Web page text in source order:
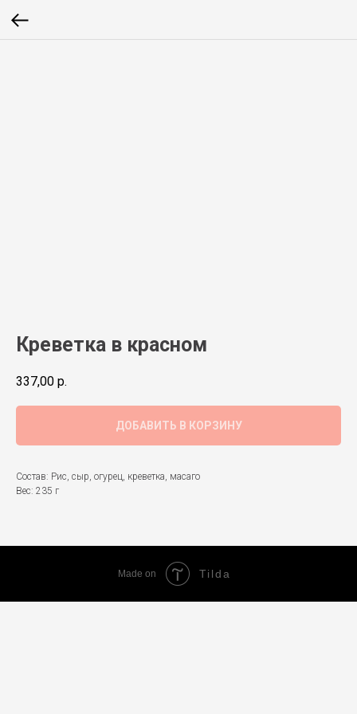
Креветка в красном
337,00 р.
ДОБАВИТЬ В КОРЗИНУ
Состав: Рис, сыр, огурец, креветка, масаго
Вес: 235 г
Made on Tilda